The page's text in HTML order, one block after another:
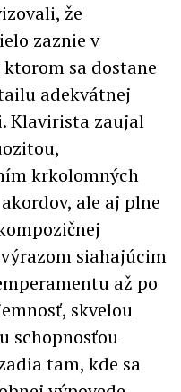
že
zaznie v
sa dostane
adekvátnej
Klavirista zaujal
krkolomných
ale aj plne
siahajúcim
až po
skvelou
schopnosťou
tam, kde sa